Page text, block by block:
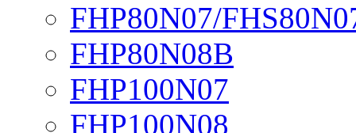
FHP80N07/
FHP80N08B
FHP100N07
FHP100N08